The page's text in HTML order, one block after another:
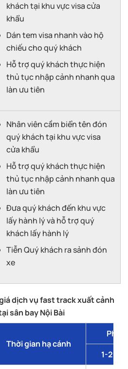
khách tại khu vực visa cửa
khẩu
Dán tem visa nhanh vào hộ
chiếu cho quý khách
Hỗ trợ quý khách thực hiện
thủ tục nhập cảnh nhanh qua
làn ưu tiên
Nhân viên cầm biển tên đón
quý khách tại khu vực visa
cửa khẩu
Hỗ trợ quý khách thực hiện
thủ tục nhập cảnh nhanh qua
làn ưu tiên
Đưa quý khách đến khu vực
lấy hành lý và hỗ trợ quý
khách lấy hành lý
Tiễn Quý khách ra sảnh đón
xe
dịch vụ fast track xuất cảnh
sân bay Nội Bài
Thời gian hạ cánh
Phí
1-2